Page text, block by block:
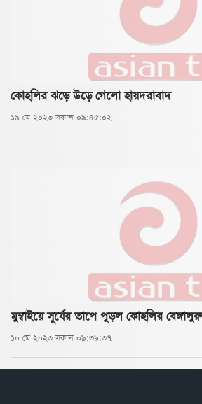
কোহলির ঝড়ে উড়ে গেলো হায়দরাবাদ
১৯ মে ২০২৩ সকাল ০৯:৪৫:০২
মুম্বাইয়ে সূর্যের তাপে পুড়ল কোহলির বেঙ্গালুরু
১০ মে ২০২৩ সকাল ০৯:৩৯:৩৭